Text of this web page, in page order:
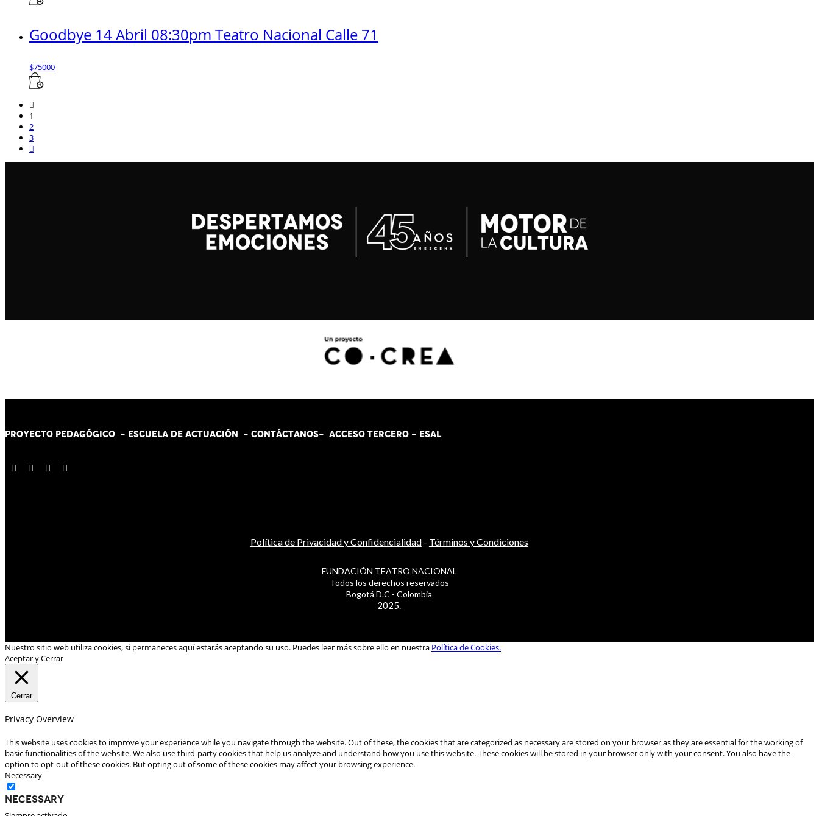
Goodbye 14 Abril 08:30pm Teatro Nacional Calle 71
$75000
1
2
3
PROYECTO PEDAGÓGICO - ESCUELA DE ACTUACIÓN - CONTÁCTANOS- ACCESO TERCERO - ESAL
Política de Privacidad y Confidencialidad- Términos y Condiciones
FUNDACIÓN TEATRO NACIONAL
Todos los derechos reservados
Bogotá D.C - Colombia
2025.
Nuestro sitio web utiliza cookies, si permaneces aquí estarás aceptando su uso. Puedes leer más sobre ello en nuestra Política de Cookies.
Aceptar y Cerrar
Cerrar
Privacy Overview
This website uses cookies to improve your experience while you navigate through the website. Out of these, the cookies that are categorized as necessary are stored on your browser as they are essential for the working of
basic functionalities of the website. We also use third-party cookies that help us analyze and understand how you use this website. These cookies will be stored in your browser only with your consent. You also have the
option to opt-out of these cookies. But opting out of some of these cookies may affect your browsing experience.
Necessary
Necessary